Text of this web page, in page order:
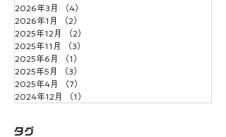
2026年3月
（4）
2026年1月
（2）
2025年12月
（2）
2025年11月
（3）
2025年6月
（1）
2025年5月
（3）
2025年4月
（7）
2024年12月
（1）
タグ